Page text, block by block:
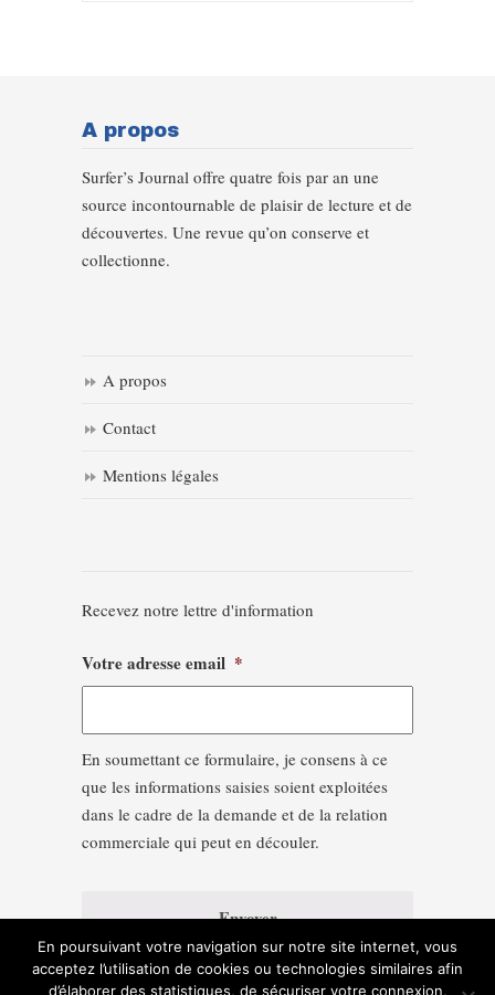
A propos
Surfer’s Journal offre quatre fois par an une
source incontournable de plaisir de lecture et de
découvertes. Une revue qu’on conserve et
collectionne.
A propos
Contact
Mentions légales
Recevez notre lettre d'information
Votre adresse email *
En soumettant ce formulaire, je consens à ce
que les informations saisies soient exploitées
dans le cadre de la demande et de la relation
commerciale qui peut en découler.
En poursuivant votre navigation sur notre site internet, vous
acceptez l’utilisation de cookies ou technologies similaires afin
d’élaborer des statistiques, de sécuriser votre connexion,